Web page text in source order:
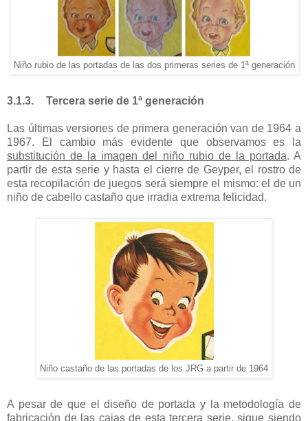
Niño rubio de las portadas de las dos primeras series de 1ª generación
3.1.3. Tercera serie de 1ª generación
Las últimas versiones de primera generación van de 1964 a
1967. El cambio más evidente que observamos es la
substitución de la imagen del niño rubio de la portada. A
partir de esta serie y hasta el cierre de Geyper, el rostro de
esta recopilación de juegos será siempre el mismo: el de un
niño de cabello castaño que irradia extrema felicidad.
Niño castaño de las portadas de los JRG a partir de 1964
A pesar de que el diseño de portada y la metodología de
fabricación de las cajas de esta tercera serie, sigue siendo